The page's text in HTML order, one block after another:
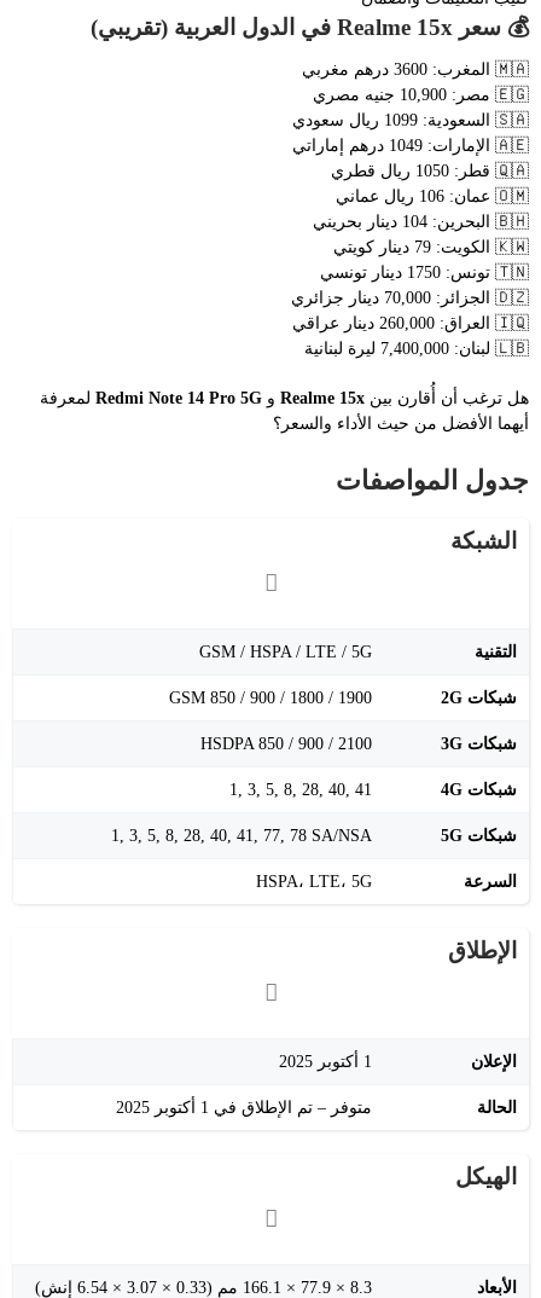
💰 سعر Realme 15x في الدول العربية (تقريبي)
🇲🇦 المغرب: 3600 درهم مغربي
🇪🇬 مصر: 10,900 جنيه مصري
🇸🇦 السعودية: 1099 ريال سعودي
🇦🇪 الإمارات: 1049 درهم إماراتي
🇶🇦 قطر: 1050 ريال قطري
🇴🇲 عمان: 106 ريال عماني
🇧🇭 البحرين: 104 دينار بحريني
🇰🇼 الكويت: 79 دينار كويتي
🇹🇳 تونس: 1750 دينار تونسي
🇩🇿 الجزائر: 70,000 دينار جزائري
🇮🇶 العراق: 260,000 دينار عراقي
🇱🇧 لبنان: 7,400,000 ليرة لبنانية
هل ترغب أن أُقارن بين Realme 15x و Redmi Note 14 Pro 5G لمعرفة
أيهما الأفضل من حيث الأداء والسعر؟
جدول المواصفات
الشبكة
التقنية GSM / HSPA / LTE / 5G
شبكات 2G GSM 850 / 900 / 1800 / 1900
شبكات 3G ‎HSDPA 850 / 900 / 2100
شبكات 4G ‎1, 3, 5, 8, 28, 40, 41
شبكات 5G ‎1, 3, 5, 8, 28, 40, 41, 77, 78 SA/NSA
السرعة HSPA، LTE، 5G
الإطلاق
الإعلان 1 أكتوبر 2025
الحالة متوفر – تم الإطلاق في 1 أكتوبر 2025
الهيكل
الأبعاد ‎166.1 × 77.9 × 8.3 مم ‎(6.54 × 3.07 × 0.33 إنش)